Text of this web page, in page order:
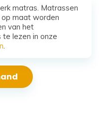
matras. Matrassen
maat worden
van het
te lezen in onze
.